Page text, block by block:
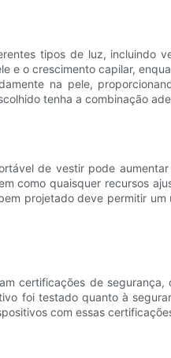
tipos de luz, incluindo
e o crescimento capilar,
na pele,
tenha a combinação
de vestir pode
como quaisquer recursos
projetado deve permitir
certificações de
foi testado quanto à
com essas